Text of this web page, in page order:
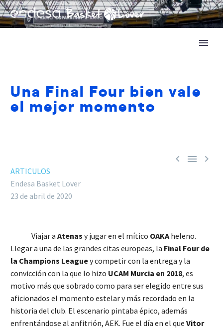
Una Final Four bien vale
el mejor momento
  
ARTICULOS
Endesa Basket Lover
23 de abril de 2020
Viajar a Atenas y jugar en el mítico OAKAheleno.
Llegar a una de las grandes citas europeas, la Final Four de
la Champions Leaguey competir con la entrega y la
convicción con la que lo hizo UCAM Murcia en 2018, es
motivo más que sobrado como para ser elegido entre sus
aficionados el momento estelar y más recordado en la
historia del club. El escenario pintaba épico, además
enfrentándose al anfitrión, AEK. Fue el día en el que Vitor